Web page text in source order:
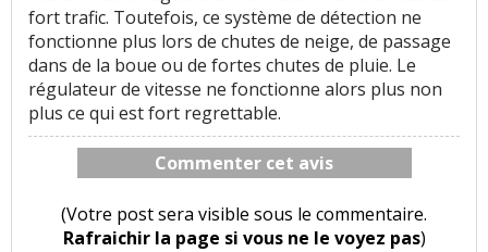
fort trafic. Toutefois, ce système de détection ne
fonctionne plus lors de chutes de neige, de passage
dans de la boue ou de fortes chutes de pluie. Le
régulateur de vitesse ne fonctionne alors plus non
plus ce qui est fort regrettable.
Commenter cet avis
(Votre post sera visible sous le commentaire.
Rafraichir la page si vous ne le voyez pas)